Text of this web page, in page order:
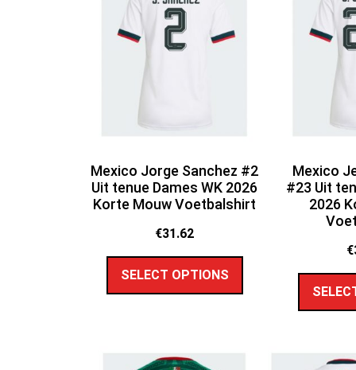
Mexico Jorge Sanchez #2
Uit tenue Dames WK 2026
Korte Mouw Voetbalshirt
€31.62
SELECT OPTIONS
Mexico
#23 Uit
2026
€